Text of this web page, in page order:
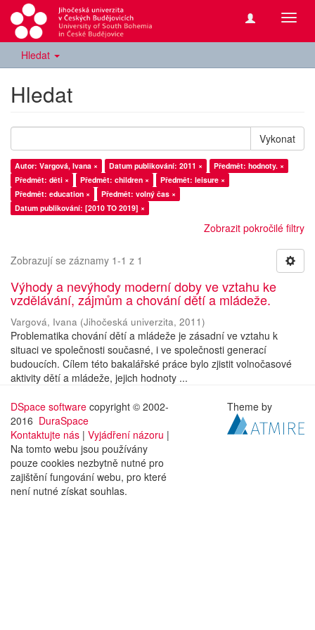
Hledat
Hledat
Vykonat
Autor: Vargová, Ivana × Datum publikování: 2011 ×
Předmět: hodnoty. ×
Předmět: děti ×
Předmět: children ×
Předmět: leisure ×
Předmět: education ×
Předmět: volný čas ×
Datum publikování: [2010 TO 2019] ×
Zobrazit pokročilé filtry
Zobrazují se záznamy 1-1 z 1
Výhody a nevýhody moderní doby ve vztahu ke
vzdělávání, zájmům a chování dětí a mládeže.
Vargová, Ivana (Jihočeská univerzita, 2011)
Problematika chování dětí a mládeže je zásadní ve vztahu k
situaci ve společnosti současné, i ve společnosti generací
budoucích. Cílem této bakalářské práce bylo zjistit volnočasové
aktivity dětí a mládeže, jejich hodnoty ...
DSpace software copyright © 2002-
2016 DuraSpace
Kontaktujte nás | Vyjádření názoru |
Na tomto webu jsou používány
pouze cookies nezbytně nutné pro
zajištění fungování webu, pro které
není nutné získat souhlas.
Theme by